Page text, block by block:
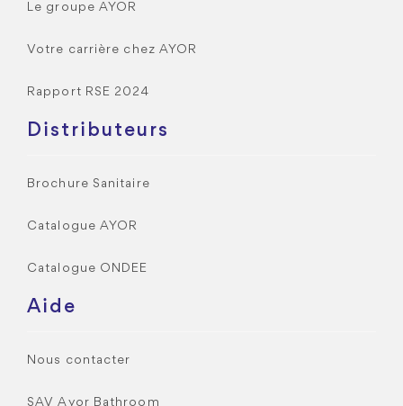
Le groupe AYOR
Votre carrière chez AYOR
Rapport RSE 2024
Distributeurs
Brochure Sanitaire
Catalogue AYOR
Catalogue ONDEE
Aide
Nous contacter
SAV Ayor Bathroom